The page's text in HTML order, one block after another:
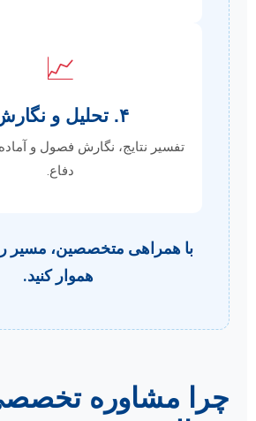
📈
۴. تحلیل و نگارش
تفسیر نتایج، نگارش فصول و
دفاع.
با همراهی متخصصین، مسیر
هموار کنید.
چرا مشاوره